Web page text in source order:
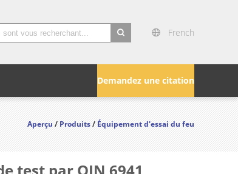
French
Demandez une citation
Aperçu/Produits/Équipement d'essai du feu